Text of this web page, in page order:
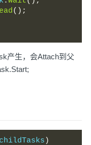
();
产生，会Attach到父
)